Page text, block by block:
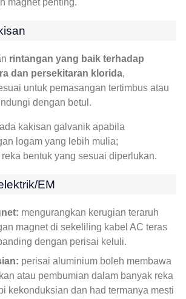
magnet penting.
rintangan yang baik terhadap
dan persekitaran klorida,
untuk pemasangan tertimbus atau
dengan betul.
kakisan galvanik apabila
logam yang lebih mulia;
bentuk yang sesuai diperlukan.
EM
mengurangkan kerugian teraruh
magnet di sekeliling kabel AC teras
dengan perisai keluli.
perisai aluminium boleh membawa
atau pembumian dalam banyak reka
kekonduksian dan had termanya mesti